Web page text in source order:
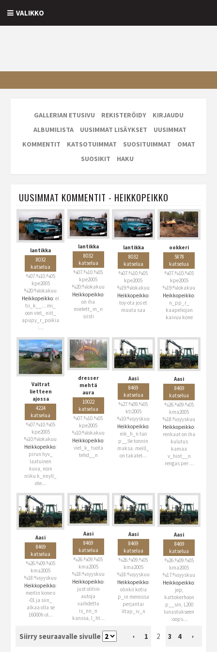
VALIKKO
GALLERIAN ETUSIVU REKISTERÖIDY
KIRJAUDU
ALBUMILISTA
UUSIMMAT LISÄYKSET
UUSIMMAT
KOMMENTIT
KATSOTUIMMAT SUOSITUIMMAT
OMAT
SUOSIKIT
HAKU
UUSIMMAT KOMMENTIT - HEIKKOPEIKKO
lantikka
8032
katselua
%07.%10.%05
kpe2005
%20:%lokakuu
Heikkopeikko: ei
tii_k__... mi_
oon viel_ niit_
apupy_r_poikia
:...
lantikka
8032
katselua
%07.%10.%05
kpe2005
%20:%lokakuu
Heikkopeikko:
on iha
mielett_m_n
siisti
lantikka
8032
katselua
%07.%10.%05
kpe2005
%19:%lokakuu
Heikkopeikko:
toy-ota jos et
muuta saa
ookkeri
5878
katselua
%07.%10.%05
kpe2005
%19:%lokakuu
Heikkopeikko:
n_pp_r_
kaapeliojan
kaivuu kone
Valtrat
lietteen
ajossa
4224
katselua
%07.%10.%05
kpe2005
%10:%lokakuu
Heikkopeikko:
pirun hyv_
laatuinen
kuva, noin
niiku k_nnyll_
ote...
dresser
mehtä
aura
10022
katselua
%07.%10.%05
kpe2005
%10:%lokakuu
Heikkopeikko:
viel_k_ tuota
tehd__n
Aasi
8469
katselua
%27.%09.%05
kti2005
%10:%syyskuu
Heikkopeikko:
eik_h_n tuo
p__lle tonnin
maksa. meill_
on takatel...
Aasi
8469
katselua
%26.%09.%05
kma2005
%18:%syyskuu
Heikkopeikko:
renkaat on iha
kulutus
kamaa
v_hint__n
rengas per ...
Aasi
8469
katselua
%26.%09.%05
kma2005
%18:%syyskuu
Heikkopeikko:
meitin kone o
-01 ja siin_
alkaa olla se
16000h ol...
Aasi
8469
katselua
%26.%09.%05
kma2005
%18:%syyskuu
Heikkopeikko:
just olitiin
autoja
vaihdettu
is_nn_n
kanssa, l_ht...
Aasi
8469
katselua
%26.%09.%05
kma2005
%18:%syyskuu
Heikkopeikko:
olinkii kotia
p_in menossa
perjantai
iltap_iv_n
Aasi
8469
katselua
%26.%09.%05
kma2005
%17:%syyskuu
Heikkopeikko:
jep,
kattokerhoon
p__sin, L200
lunastukseen
:oops...
Siirry seuraavalle sivulle 1 2 3 4